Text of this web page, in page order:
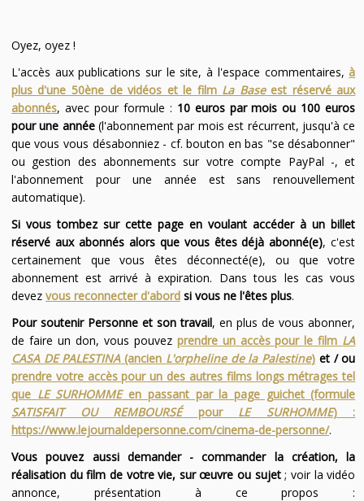
Oyez, oyez !
L'accès aux publications sur le site, à l'espace commentaires,à
plus d'une 50ène de vidéos et le film La Baseest réservé aux
abonnés, avec pour formule : 10 euros par mois ou 100 euros
pour une année(l'abonnement par mois est récurrent, jusqu'à ce
que vous vous désabonniez - cf. bouton en bas "se désabonner"
ou gestion des abonnements sur votre compte PayPal -, et
l'abonnement pour une année est sans renouvellement
automatique).
Si vous tombez sur cette page en voulant accéder à un billet
réservé aux abonnés alors que vous êtes déjà abonné(e), c'est
certainement que vous êtes déconnecté(e), ou que votre
abonnement est arrivé à expiration. Dans tous les cas vous
devez vous reconnecter d'abordsi vous ne l'êtes plus.
Pour soutenir Personne et son travail, en plus de vous abonner,
de faire un don, vous pouvez prendre un accès pour le film LA
CASA DE PALESTINA(ancien L'orpheline de la Palestine) et / ou
prendre votre accès pour un des autres films longs métrages tel
que LE SURHOMMEen passant par la page guichet (formule
SATISFAIT OU REMBOURSÉpour LE SURHOMME) :
https://www.lejournaldepersonne.com/cinema-de-personne/.
Vous pouvez aussi demander - commander la création, la
réalisation du film de votre vie, sur œuvre ou sujet; voir la vidéo
annonce, présentation à ce propos :